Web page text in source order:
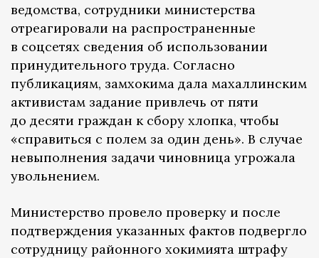
ведомства, сотрудники министерства
отреагировали на распространенные
в соцсетях сведения об использовании
принудительного труда. Согласно
публикациям, замхокима дала махаллинским
активистам задание привлечь от пяти
до десяти граждан к сбору хлопка, чтобы
«справиться с полем за один день». В случае
невыполнения задачи чиновница угрожала
увольнением.
Министерство провело проверку и после
подтверждения указанных фактов подвергло
сотрудницу районного хокимията штрафу